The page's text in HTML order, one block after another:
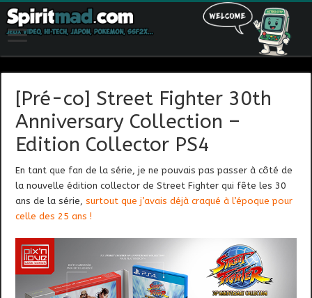
[Pré-co] Street Fighter 30th
Anniversary Collection –
Edition Collector PS4
En tant que fan de la série, je ne pouvais pas passer à côté de
la nouvelle édition collector de Street Fighter qui fête les 30
ans de la série,surtout que j’avais déjà craqué à l’époque pour
celle des 25 ans !